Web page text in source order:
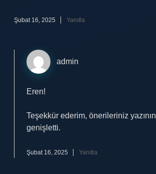
Şubat 16, 2025 Yanıtla
admin
Eren!
Teşekkür ederim, önerileriniz yazının
genişletti.
Şubat 16, 2025 Yanıtla